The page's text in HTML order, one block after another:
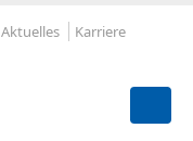
Aktuelles
Karriere